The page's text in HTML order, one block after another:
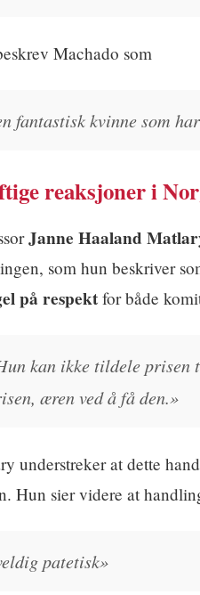
Machado som
fantastisk kvinne som
reaksjoner i
Janne Haaland
som hun beskriver
på respekt for både
kan ikke tildele prisen
æren ved å få den.»
understreker at dette
Hun sier videre at
patetisk»